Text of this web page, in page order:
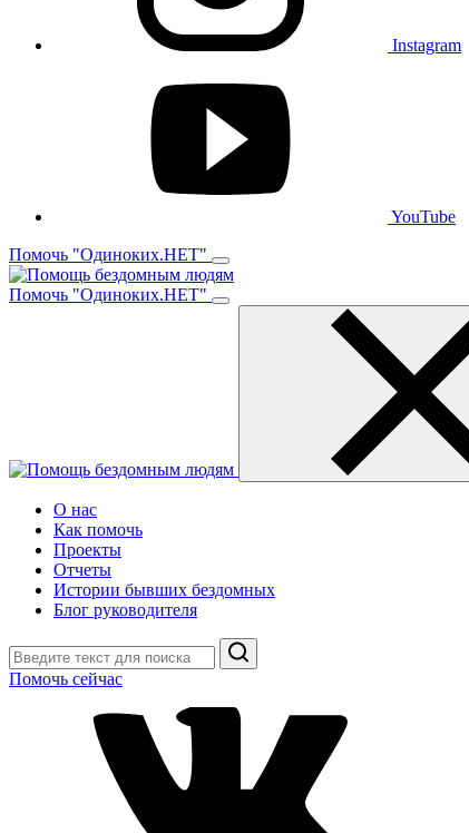
Instagram
YouTube
Помочь "Одиноких.НЕТ"
Помочь "Одиноких.НЕТ"
О нас
Как помочь
Проекты
Отчеты
Истории бывших бездомных
Блог руководителя
Поиск
Помочь сейчас